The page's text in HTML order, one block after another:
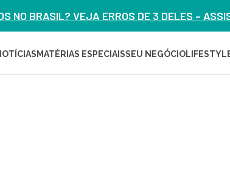
NO BRASIL? VEJA ERROS DE 3 DELES –
MATÉRIAS ESPECIAISSEU NEGÓCIO